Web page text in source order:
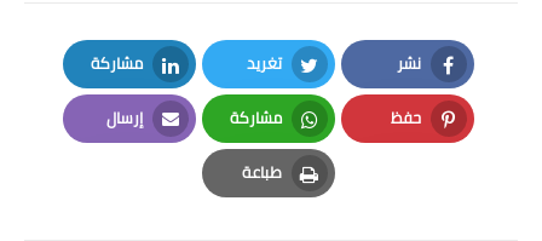
نشر
Facebook
تغريد
Twitter
مشاركة
LinkedIn
حفظ
Pinterest
مشاركة
Whatsapp
إرسال
Email
طباعة
Print